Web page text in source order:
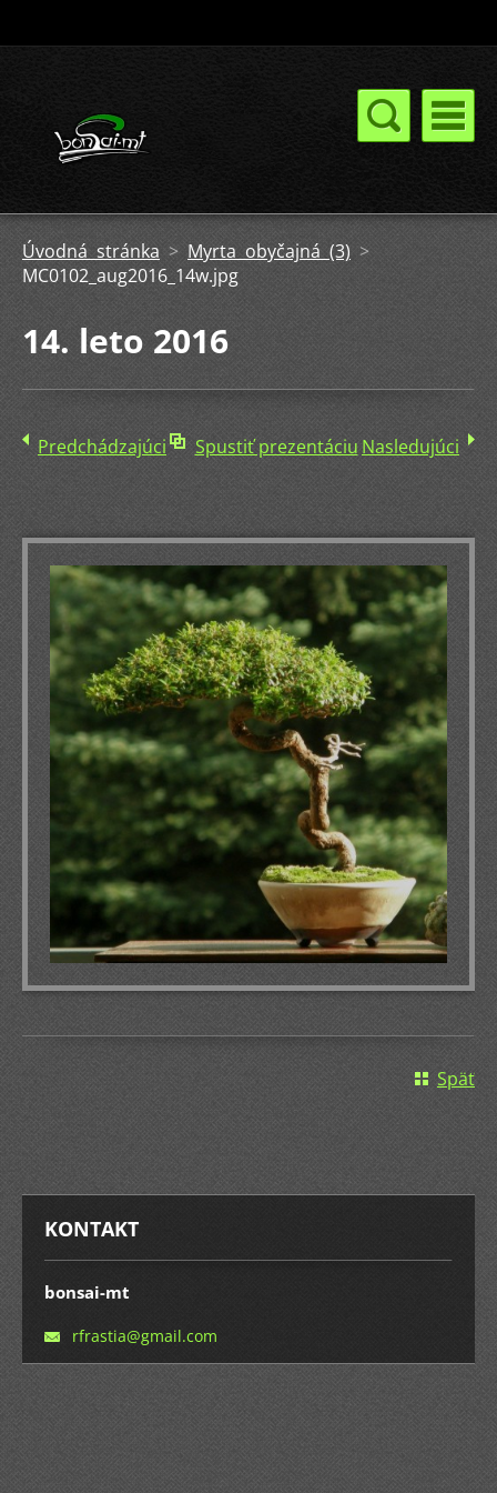
Úvodná stránka > Myrta obyčajná (3) >
MC0102_aug2016_14w.jpg
14. leto 2016
Predchádzajúci Spustiť prezentáciu Nasledujúci
Späť
KONTAKT
bonsai-mt
rfrastia@gmail.com